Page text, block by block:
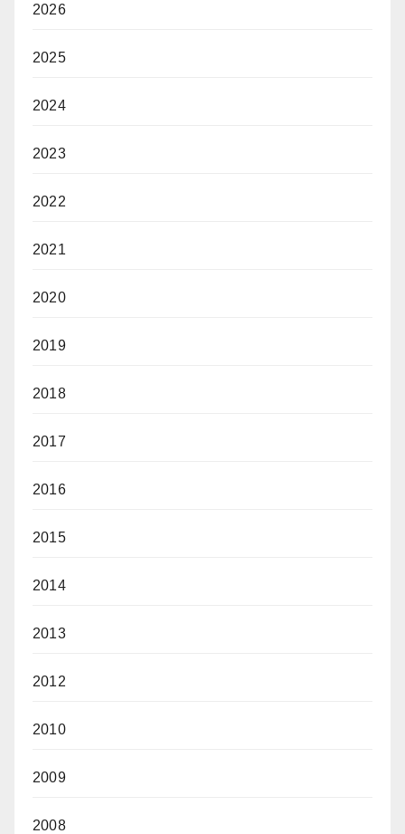
2026
2025
2024
2023
2022
2021
2020
2019
2018
2017
2016
2015
2014
2013
2012
2010
2009
2008